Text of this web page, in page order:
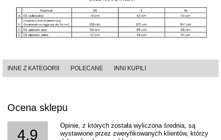
INNE Z KATEGORII POLECANE INNI KUPILI
Ocena sklepu
4.9
Opinie, z których została wyliczona średnia, są
wystawione przez zweryfikowanych klientów, którzy